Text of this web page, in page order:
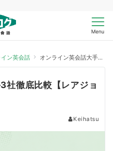
Menu
ン英会話 オンライン英会話大手3社徹底比較【レアジョブ・NC・DMM】
社徹底比較【レアジョ
Keihatsu